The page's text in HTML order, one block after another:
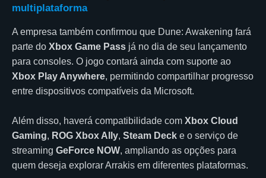
multiplataforma
A empresa também confirmou que Dune: Awakening fará
parte do Xbox Game Pass já no dia de seu lançamento
para consoles. O jogo contará ainda com suporte ao
Xbox Play Anywhere, permitindo compartilhar progresso
entre dispositivos compatíveis da Microsoft.
Além disso, haverá compatibilidade com Xbox Cloud
Gaming, ROG Xbox Ally, Steam Deck e o serviço de
streaming GeForce NOW, ampliando as opções para
quem deseja explorar Arrakis em diferentes plataformas.